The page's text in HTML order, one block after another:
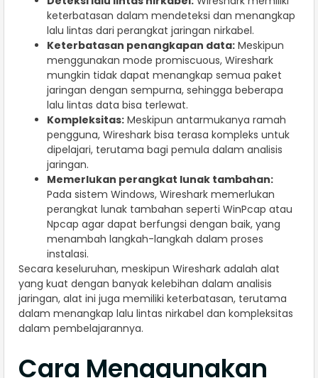
keterbatasan dalam mendeteksi dan menangkap
lalu lintas dari perangkat jaringan nirkabel.
Keterbatasan penangkapan data: Meskipun
menggunakan mode promiscuous, Wireshark
mungkin tidak dapat menangkap semua paket
jaringan dengan sempurna, sehingga beberapa
lalu lintas data bisa terlewat.
Kompleksitas: Meskipun antarmukanya ramah
pengguna, Wireshark bisa terasa kompleks untuk
dipelajari, terutama bagi pemula dalam analisis
jaringan.
Memerlukan perangkat lunak tambahan:
Pada sistem Windows, Wireshark memerlukan
perangkat lunak tambahan seperti WinPcap atau
Npcap agar dapat berfungsi dengan baik, yang
menambah langkah-langkah dalam proses
instalasi.
Secara keseluruhan, meskipun Wireshark adalah alat
yang kuat dengan banyak kelebihan dalam analisis
jaringan, alat ini juga memiliki keterbatasan, terutama
dalam menangkap lalu lintas nirkabel dan kompleksitas
dalam pembelajarannya.
Cara Menggunakan